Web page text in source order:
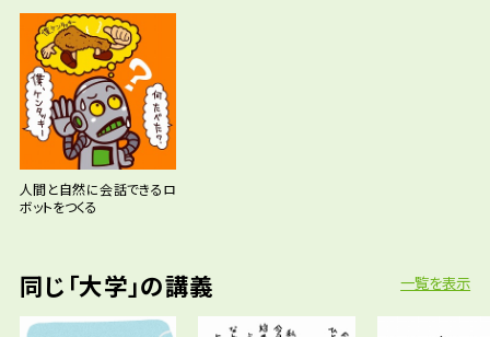
人間と自然に会話できるロ
ボットをつくる
同じ「大学」の講義 一覧を表示